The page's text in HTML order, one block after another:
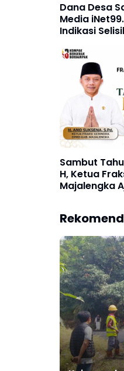
Dana Desa
Media
Indikasi
Sambut
H, Ketua
Majalengka